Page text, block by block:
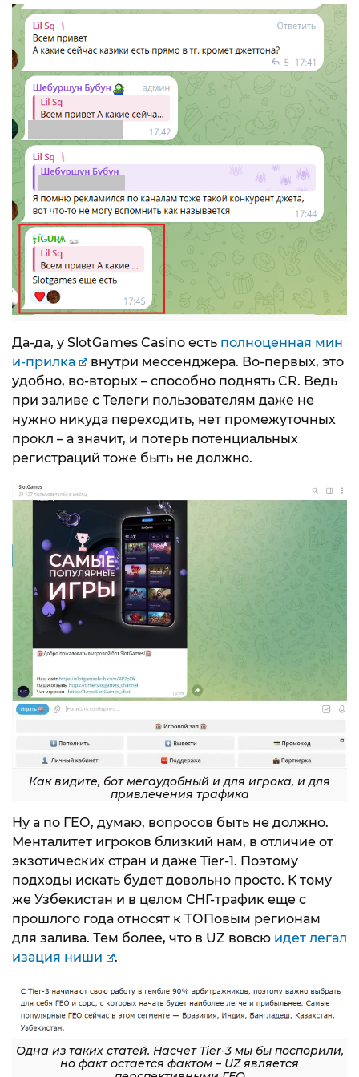
Да-да, у SlotGames Casino есть полноценная мин
и-прилка
внутри мессенджера. Во-первых, это
удобно, во-вторых – способно поднять CR. Ведь
при заливе с Телеги пользователям даже не
нужно никуда переходить, нет промежуточных
прокл – а значит, и потерь потенциальных
регистраций тоже быть не должно.
Как видите, бот мегаудобный и для игрока, и для
привлечения трафика
Ну а по ГЕО, думаю, вопросов быть не должно.
Менталитет игроков близкий нам, в отличие от
экзотических стран и даже Tier-1. Поэтому
подходы искать будет довольно просто. К тому
же Узбекистан и в целом СНГ-трафик еще с
прошлого года относят к ТОПовым регионам
для залива. Тем более, что в UZ вовсю идет легал
изация ниши
.
Одна из таких статей. Насчет Tier-3 мы бы поспорили,
но факт остается фактом – UZ является